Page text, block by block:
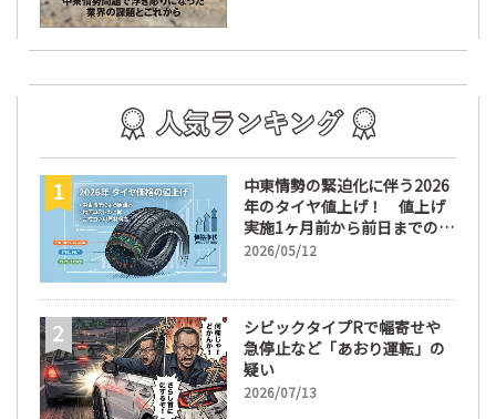
中東情勢の緊迫化に伴う2026
年のタイヤ値上げ！ 値上げ
実施1ヶ月前から前日までの期
間が販売において極めて重要
2026/05/12
シビックタイプRで幅寄せや
急停止など「あおり運転」の
疑い
2026/07/13